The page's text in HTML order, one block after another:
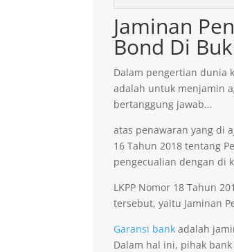
Jaminan
Bond Di
Dalam pengertian dunia
adalah untuk menjamin
bertanggung jawab…
atas penawaran yang di
16 Tahun 2018 tentang
pengecualian dengan di
LKPP Nomor 18 Tahun
tersebut, yaitu Jaminan
Garansi bank adalah
Dalam hal ini, pihak